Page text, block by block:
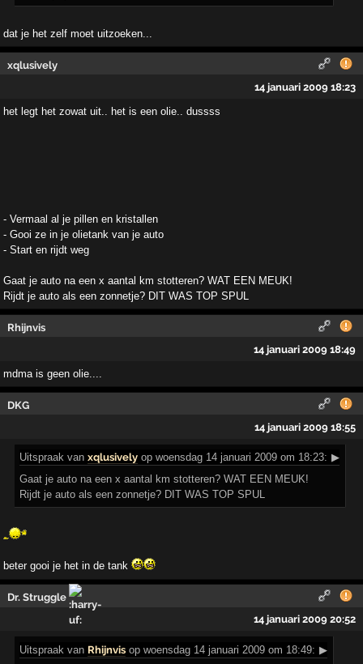
dat je het zelf moet uitzoeken...
xqlusively
14 januari 2009 18:23
het legt het zowat uit.. het is een olie.. dussss
- Vermaal al je pillen en kristallen
- Gooi ze in je olietank van je auto
- Start en rijdt weg
Gaat je auto na een x aantal km stotteren? WAT EEN MEUK!
Rijdt je auto als een zonnetje? DIT WAS TOP SPUL
Rhijnvis
14 januari 2009 18:49
mdma is geen olie....
DKG
14 januari 2009 18:55
Uitspraak vanxqlusively op woensdag 14 januari 2009 om 18:23: ▶
Gaat je auto na een x aantal km stotteren? WAT EEN MEUK!
Rijdt je auto als een zonnetje? DIT WAS TOP SPUL
beter gooi je het in de tank
Dr. Struggle
14 januari 2009 20:52
Uitspraak van Rhijnvis op woensdag 14 januari 2009 om 18:49: ▶